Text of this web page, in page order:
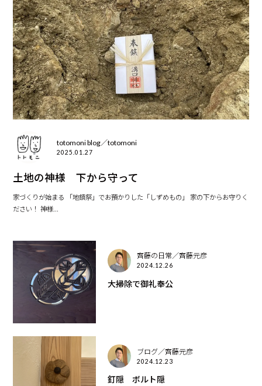
totomoni blog／totomoni
2025.01.27
土地の神様 下から守って
家づくりが始まる 「地鎮祭」でお預かりした「しずめもの」 家の下からお守りく
ださい！ 神様...
齊藤の日常／齊藤元彦
2024.12.26
大掃除で御礼奉公
ブログ／齊藤元彦
2024.12.23
釘隠 ボルト隠